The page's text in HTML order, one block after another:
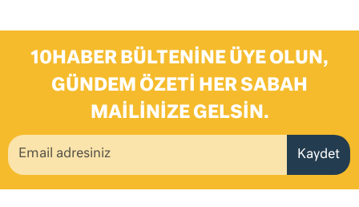
10HABER BÜLTENINE ÜYE OLUN,
GÜNDEM ÖZETI HER SABAH
MAILINIZE GELSIN.
Kaydet